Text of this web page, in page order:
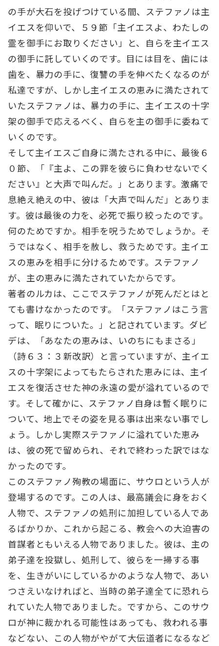
の手が大石を投げつけている間、ステファノは主
イエスを仰いで、５９節「主イエスよ、わたしの
霊を御手にお取りください」と、自らを主イエス
の御手に託していくのです。目には目を、歯には
歯を、暴力の手に、復讐の手を伸べたくなるのが
私達ですが、しかし主イエスの恵みに満たされて
いたステファノは、暴力の手に、主イエスの十字
架の御手で応えるべく、自らを主の御手に委ねて
いくのです。
そして主イエスご自身に満たされる中に、最後６
０節、「『主よ、この罪を彼らに負わせないでく
ださい』と大声で叫んだ。」とあります。激痛で
息絶え絶えの中、彼は「大声で叫んだ」とありま
す。彼は最後の力を、必死で振り絞ったのです。
何のためですか。相手を呪うためでしょうか。そ
うではなく、相手を赦し、救うためです。主イエ
スの恵みを相手に分けるためです。ステファノ
が、主の恵みに満たされていたからです。
著者のルカは、ここでステファノが死んだとはと
ても書けなかったのです。「ステファノはこう言
って、眠りについた。」と記されています。ダビ
デは、「あなたの恵みは、いのちにもまさる」
（詩６３：３新改訳）と言っていますが、主イエ
スの十字架によってもたらされた恵みには、主イ
エスを復活させた神の永遠の愛が溢れているので
す。そして確かに、ステファノ自身は暫く眠りに
ついて、地上でその姿を見る事は出来ない事でし
ょう。しかし実際ステファノに溢れていた恵み
は、彼の死で留められ、それで終わった訳ではな
かったのです。
このステファノ殉教の場面に、サウロという人が
登場するのです。この人は、最高議会に身をおく
人物で、ステファノの処刑に加担している人であ
るばかりか、これから起こる、教会への大迫害の
首謀者ともいえる人物でありました。彼は、主の
弟子達を投獄し、処刑して、彼らを一掃する事
を、生きがいにしているかのような人物で、あい
つさえいなければと、当時の弟子達全てに恐れら
れていた人物でありました。ですから、このサウ
ロが神に裁かれる可能性はあっても、救われる事
などない、この人物がやがて大伝道者になるなど